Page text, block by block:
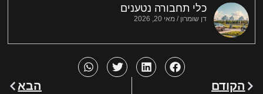
כלי תחבורה נטענים
דן שומרון מאי 20, 2026
הקודם הבא